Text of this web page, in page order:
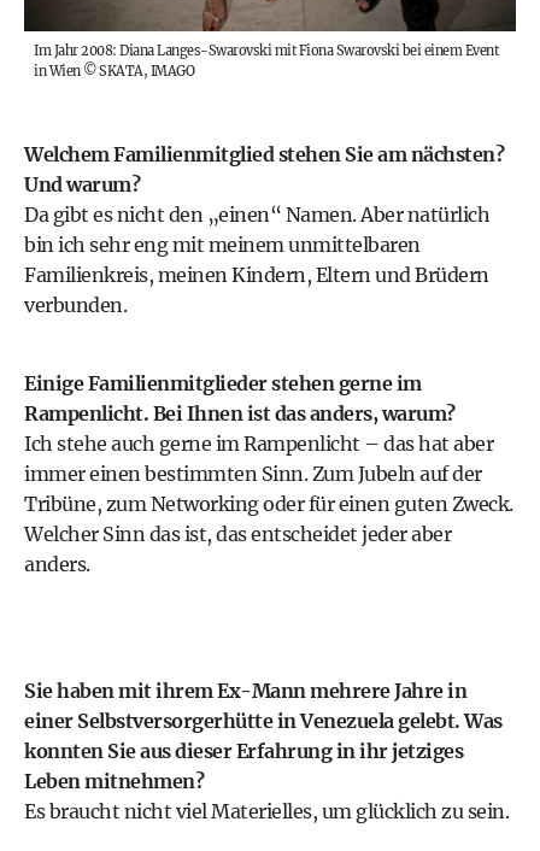
Im Jahr 2008: Diana Langes-Swarovski mit Fiona Swarovski bei einem Event
in Wien©SKATA, IMAGO
Welchem Familienmitglied stehen Sie am nächsten?
Und warum?
Da gibt es nicht den „einen“ Namen. Aber natürlich
bin ich sehr eng mit meinem unmittelbaren
Familienkreis, meinen Kindern, Eltern und Brüdern
verbunden.
Einige Familienmitglieder stehen gerne im
Rampenlicht. Bei Ihnen ist das anders, warum?
Ich stehe auch gerne im Rampenlicht – das hat aber
immer einen bestimmten Sinn. Zum Jubeln auf der
Tribüne, zum Networking oder für einen guten Zweck.
Welcher Sinn das ist, das entscheidet jeder aber
anders.
Sie haben mit ihrem Ex-Mann mehrere Jahre in
einer Selbstversorgerhütte in Venezuela gelebt. Was
konnten Sie aus dieser Erfahrung in ihr jetziges
Leben mitnehmen?
Es braucht nicht viel Materielles, um glücklich zu sein.